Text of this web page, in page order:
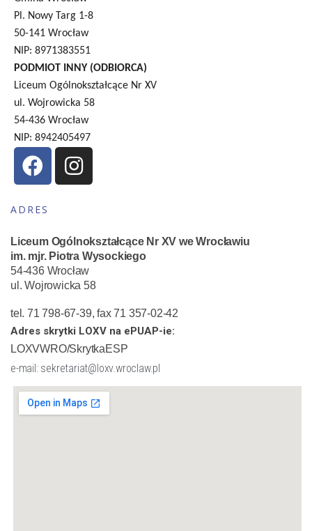
Pl. Nowy Targ 1-8
50-141 Wrocław
NIP: 8971383551
PODMIOT INNY (ODBIORCA)
Liceum Ogólnokształcące Nr XV
ul. Wojrowicka 58
54-436 Wrocław
NIP: 8942405497
ADRES
Liceum Ogólnokształcące Nr XV we Wrocławiu
im. mjr. Piotra Wysockiego
54-436 Wrocław
ul. Wojrowicka 58
tel. 71 798-67-39, fax 71 357-02-42
Adres skrytki LOXV na ePUAP-ie:
LOXVWRO/SkrytkaESP
e-mail: sekretariat@loxv.wroclaw.pl